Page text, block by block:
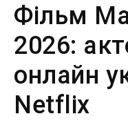
Фільм
2026:
онлайн
Netflix